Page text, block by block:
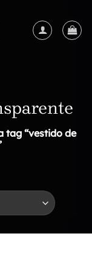
tag “vestido de